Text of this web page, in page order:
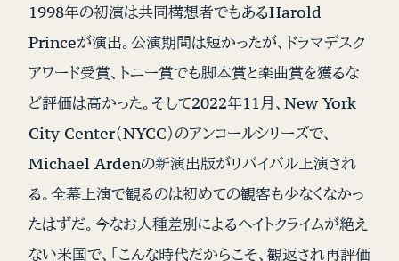
1998年の初演は共同構想者でもあるHarold
Princeが演出。公演期間は短かったが、ドラマデスク
アワード受賞、トニー賞でも脚本賞と楽曲賞を獲るな
ど評価は高かった。そして2022年11月、New York
City Center（NYCC）のアンコールシリーズで、
Michael Ardenの新演出版がリバイバル上演され
る。全幕上演で観るのは初めての観客も少なくなかっ
たはずだ。今なお人種差別によるヘイトクライムが絶え
ない米国で、「こんな時代だからこそ、観返され再評価